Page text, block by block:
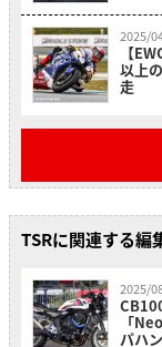
2025/
【
以上
走
TSRに関連する編
2025/
「
パハ